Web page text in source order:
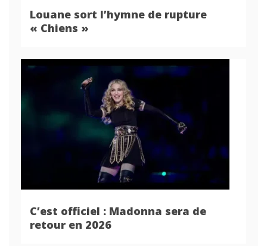
Louane sort l’hymne de rupture
« Chiens »
C’est officiel : Madonna sera de
retour en 2026